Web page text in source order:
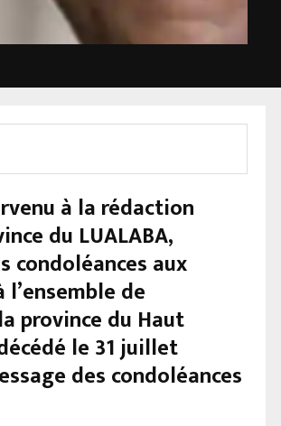
à la rédaction
du LUALABA,
condoléances aux
de
province du Haut
le 31 juillet
des condoléances